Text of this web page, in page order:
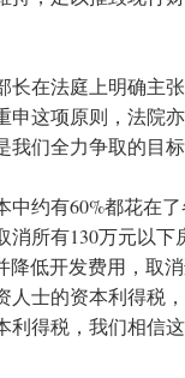
长在法庭上明确主
申这项原则，法院
们全力争取的目标
约有60%都花在
所有130万元以下
降低开发费用，取
士的资本利得税
利得税，我们相信